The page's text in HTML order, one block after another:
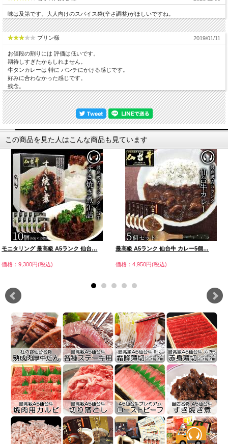
味は及第です。大人向けのスパイス袋(辛さ調整)がほしいですね。
プリン様 2019/01/11
お値段の割りには 評価は低いです。
期待しすぎたかもしれません。
牛タンカレーは 特に パンチにかける感じです。
好みに合わなかった感じです。
残念。
この商品を見た人はこんな商品も見ています
モニタリング 最高級 A5ランク 仙台…
価格：9,300円(税込)
最高級 A5ランク 仙台牛 カレー5個…
価格：4,950円(税込)